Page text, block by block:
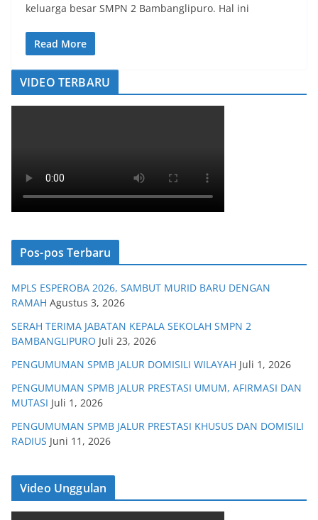
keluarga besar SMPN 2 Bambanglipuro. Hal ini
Read More
VIDEO TERBARU
Pos-pos Terbaru
MPLS ESPEROBA 2026, SAMBUT MURID BARU DENGAN
RAMAH Agustus 3, 2026
SERAH TERIMA JABATAN KEPALA SEKOLAH SMPN 2
BAMBANGLIPURO Juli 23, 2026
PENGUMUMAN SPMB JALUR DOMISILI WILAYAH Juli 1, 2026
PENGUMUMAN SPMB JALUR PRESTASI UMUM, AFIRMASI DAN
MUTASI Juli 1, 2026
PENGUMUMAN SPMB JALUR PRESTASI KHUSUS DAN DOMISILI
RADIUS Juni 11, 2026
Video Unggulan